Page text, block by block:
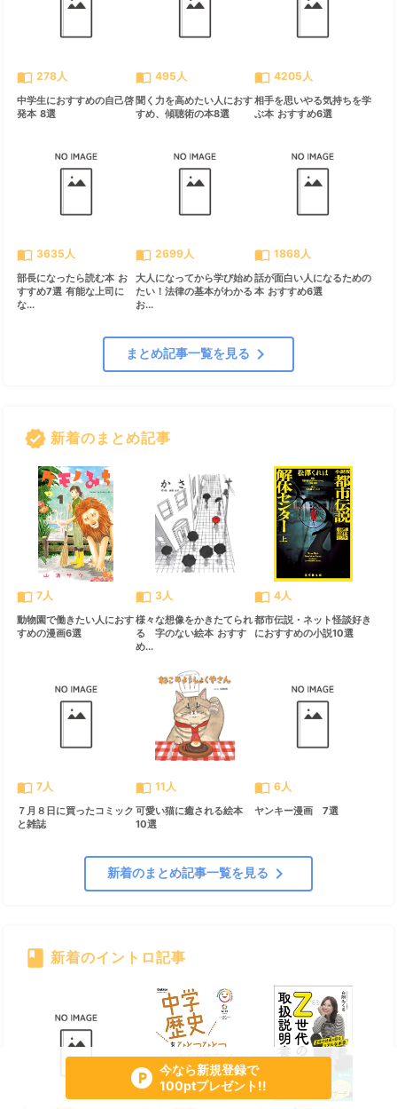
import_contacts 278人
中学生におすすめの自己啓
発本 8選
import_contacts 495人
聞く力を高めたい人におす
すめ、傾聴術の本8選
import_contacts 4205人
相手を思いやる気持ちを学
ぶ本 おすすめ6選
import_contacts 3635人
部長になったら読む本 お
すすめ7選 有能な上司に
な...
import_contacts 2699人
大人になってから学び始め
たい！法律の基本がわかる
お...
import_contacts 1868人
話が面白い人になるための
本 おすすめ6選
まとめ記事一覧を見る chevron_right
verified 新着のまとめ記事
import_contacts 7人
動物園で働きたい人におす
すめの漫画6選
import_contacts 3人
様々な想像をかきたてられ
る 字のない絵本 おすす
め...
import_contacts 4人
都市伝説・ネット怪談好き
におすすめの小説10選
import_contacts 7人
７月８日に買ったコミック
と雑誌
import_contacts 11人
可愛い猫に癒される絵本
10選
import_contacts 6人
ヤンキー漫画 7選
新着のまとめ記事一覧を見る chevron_right
book 新着のイントロ記事
local_parking
今なら新規登録で
100ptプレゼント!!